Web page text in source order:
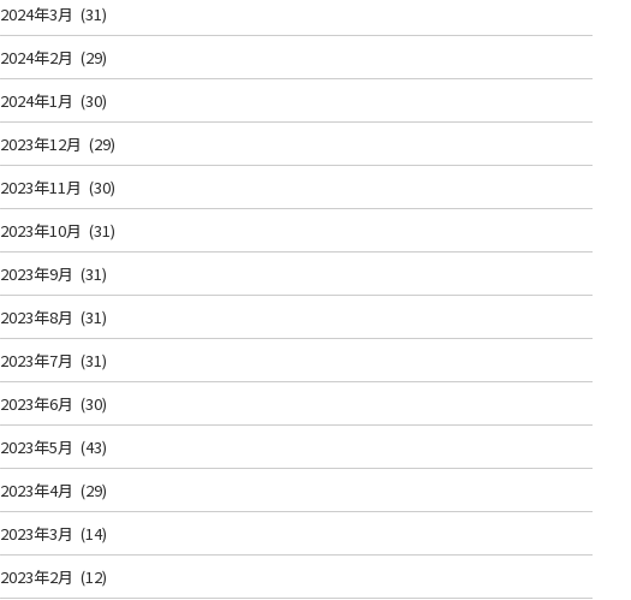
2024年3月 (31)
2024年2月 (29)
2024年1月 (30)
2023年12月 (29)
2023年11月 (30)
2023年10月 (31)
2023年9月 (31)
2023年8月 (31)
2023年7月 (31)
2023年6月 (30)
2023年5月 (43)
2023年4月 (29)
2023年3月 (14)
2023年2月 (12)